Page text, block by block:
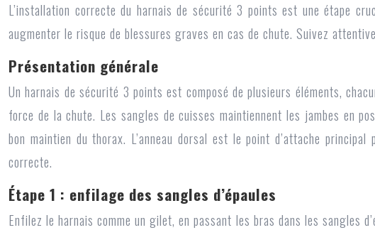
L’installation correcte du harnais de sécurité 3 points est une étape
augmenter le risque de blessures graves en cas de chute. Suivez
Présentation générale
Un harnais de sécurité 3 points est composé de plusieurs éléments,
force de la chute. Les sangles de cuisses maintiennent les jambes en
bon maintien du thorax. L’anneau dorsal est le point d’attache
correcte.
Étape 1 : enfilage des sangles d’épaules
Enfilez le harnais comme un gilet, en passant les bras dans les sangles